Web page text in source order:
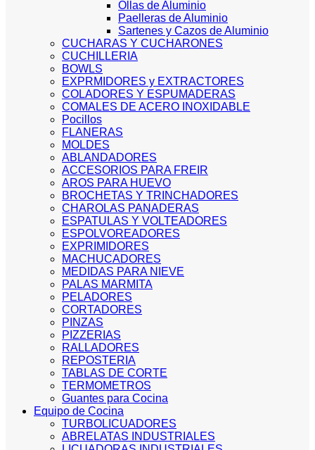
Ollas de Aluminio
Paelleras de Aluminio
Sartenes y Cazos de Aluminio
CUCHARAS Y CUCHARONES
CUCHILLERIA
BOWLS
EXPRMIDORES y EXTRACTORES
COLADORES Y ESPUMADERAS
COMALES DE ACERO INOXIDABLE
Pocillos
FLANERAS
MOLDES
ABLANDADORES
ACCESORIOS PARA FREIR
AROS PARA HUEVO
BROCHETAS Y TRINCHADORES
CHAROLAS PANADERAS
ESPATULAS Y VOLTEADORES
ESPOLVOREADORES
EXPRIMIDORES
MACHUCADORES
MEDIDAS PARA NIEVE
PALAS MARMITA
PELADORES
CORTADORES
PINZAS
PIZZERIAS
RALLADORES
REPOSTERIA
TABLAS DE CORTE
TERMOMETROS
Guantes para Cocina
Equipo de Cocina
TURBOLICUADORES
ABRELATAS INDUSTRIALES